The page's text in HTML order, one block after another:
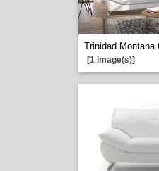
Trinidad Montana
[1 image(s)]